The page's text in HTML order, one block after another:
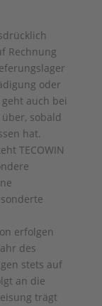
Rechnung
oder
auch bei
sobald
hat.
TECOWIN
erfolgen
des
stets auf
an die
trägt